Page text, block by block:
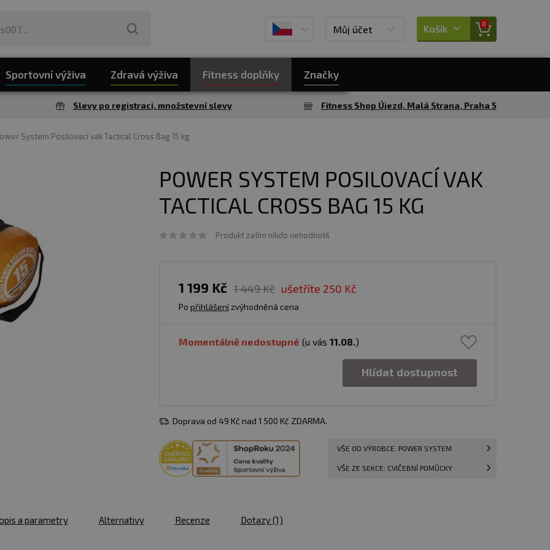
Můj účet Košík 0
Sportovní výživa Zdravá výživa Fitness doplňky Značky
Slevy po registraci, množstevní slevy Fitness Shop Újezd, Malá Strana, Praha 5
System Posilovací vak Tactical Cross Bag 15 kg
POWER SYSTEM POSILOVACÍ VAK
TACTICAL CROSS BAG 15 KG
Produkt zatím nikdo nehodnotil
1 199 Kč 1 449 Kč ušetříte 250 Kč
Po přihlášenízvýhodněná cena
Momentálně nedostupné (u vás 11.08.)
Hlídat dostupnost
Doprava od 49 Kč nad 1 500 Kč ZDARMA.
VŠE OD VÝROBCE: POWER SYSTEM
VŠE ZE SEKCE: CVIČEBNÍ POMŮCKY
a parametry Alternativy Recenze Dotazy(1)